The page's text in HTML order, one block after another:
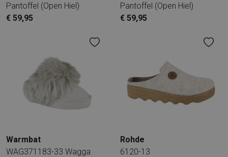
Pantoffel (open Hiel)
€ 59,95
Pantoffel (open Hiel)
€ 59,95
Warmbat
WAG371183-33 Wagga
Rohde
6120-13